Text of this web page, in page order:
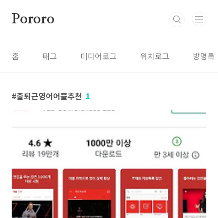
Pororo
홈 태그 미디어로그 위치로그 방명록
출퇴근영어어플추천 1